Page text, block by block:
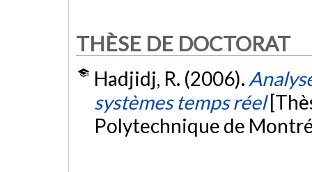
THÈSE DE DOCTORAT
Hadjidj, R. (2006).
systèmes temps réel
Polytechnique de